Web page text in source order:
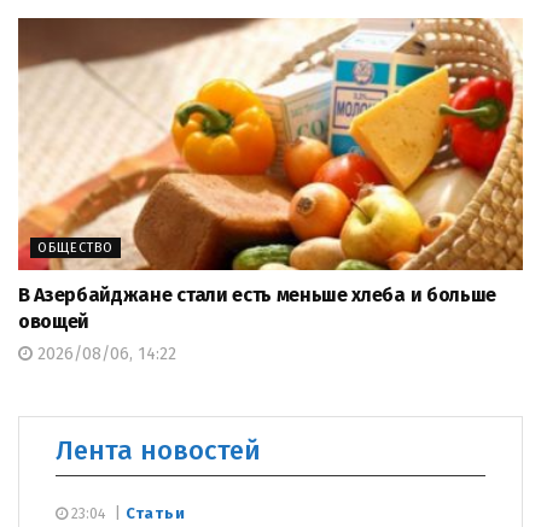
ОБЩЕСТВО
В Азербайджане стали есть меньше хлеба и больше
овощей
2026/08/06, 14:22
Лента новостей
Статьи
23:04